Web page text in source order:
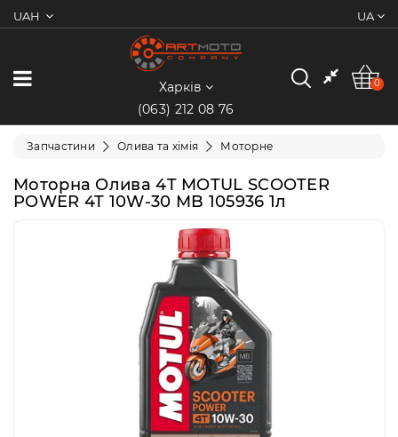
UAH UA
0
Категорії
Мотоцикли
Електротранспорт
Харків
(063) 212 08 76
0
Запчастини Олива та хімія Моторне
Моторна Олива 4T MOTUL SCOOTER
POWER 4T 10W-30 MB 105936 1л